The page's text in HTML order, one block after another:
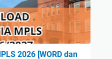
2026 [WORD dan